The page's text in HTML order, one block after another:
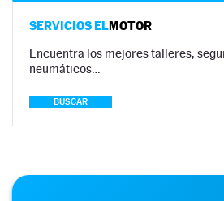
SERVICIOS ELMOTOR
Encuentra los mejores talleres,
neumáticos…
BUSCAR